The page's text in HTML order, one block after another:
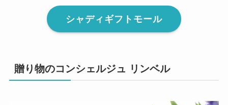
シャディギフトモール
贈り物のコンシェルジュ リンベル